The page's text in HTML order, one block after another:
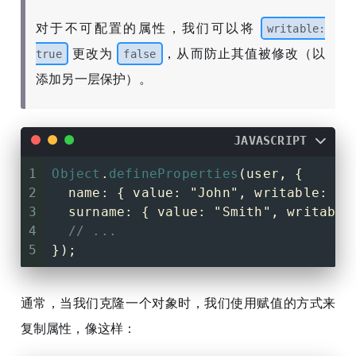
对于不可配置的属性，我们可以将
writable:
true
更改为 false
，从而防止其值被修改（以
添加另一层保护）。
JAVASCRIPT
1
2
3
4
5
Object . defineProperties (user, {
name : { value : "John" , writable :
surname : { value : "Smith" , writable
// ...
});
通常，当我们克隆一个对象时，我们使用赋值的方式来
复制属性，像这样：